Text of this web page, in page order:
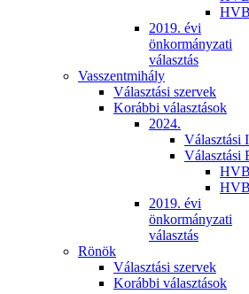
2019. évi
önkormányzati
választás
Vasszentmihály
Választási szervek
Korábbi választások
2024.
Választási
Választási
2019. évi
önkormányzati
választás
Rönök
Választási szervek
Korábbi választások